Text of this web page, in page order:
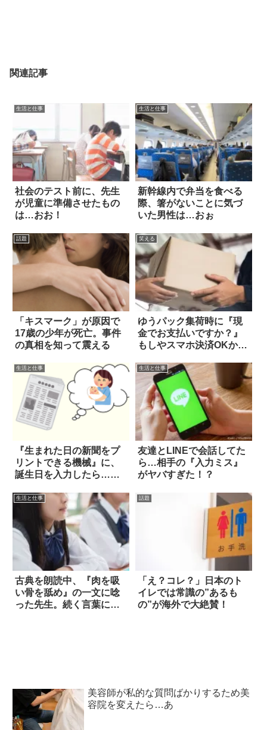
関連記事
生活と仕事
社会のテスト前に、先生
が児童に準備させたもの
は…おお！
生活と仕事
新幹線内で弁当を食べる
際、箸がないことに気づ
いた男性は…おぉ
話題
「キスマーク」が原因で
17歳の少年が死亡。事件
の真相を知って震える
笑える
ゆうパック集荷時に『現
金でお支払いですか？』
もしやスマホ決済OKか、
生活と仕事
『生まれた日の新聞をプ
リントできる機械』に、
誕生日を入力したら…
生活と仕事
友達とLINEで会話してた
ら…相手の『入力ミス』
がヤバすぎた！？
生活と仕事
古典を朗読中、『肉を吸
い骨を舐め』の一文に唸
った先生。続く言葉に衝
話題
「え？コレ？」日本のト
イレでは常識の”あるも
の”が海外で大絶賛！
美容師が私的な質問ばかりするため美
容院を変えたら…あ